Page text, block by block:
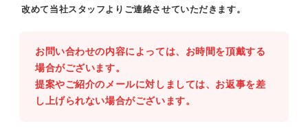
改めて当社スタッフよりご連絡させていただきます。
お問い合わせの内容によっては、お時間を頂戴する
場合がございます。
提案やご紹介のメールに対しましては、お返事を差
し上げられない場合がございます。